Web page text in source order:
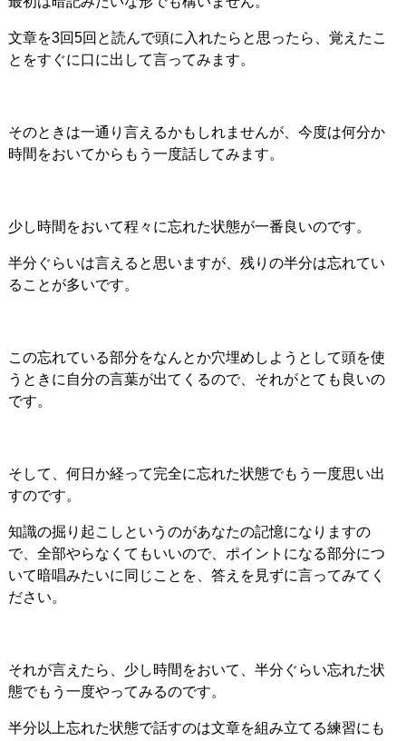
文章を3回5回と読んで頭に入れたらと思ったら、覚えたこ
とをすぐに口に出して言ってみます。
そのときは一通り言えるかもしれませんが、今度は何分か
時間をおいてからもう一度話してみます。
少し時間をおいて程々に忘れた状態が一番良いのです。
半分ぐらいは言えると思いますが、残りの半分は忘れてい
ることが多いです。
この忘れている部分をなんとか穴埋めしようとして頭を使
うときに自分の言葉が出てくるので、それがとても良いの
です。
そして、何日か経って完全に忘れた状態でもう一度思い出
すのです。
知識の掘り起こしというのがあなたの記憶になりますの
で、全部やらなくてもいいので、ポイントになる部分につ
いて暗唱みたいに同じことを、答えを見ずに言ってみてく
ださい。
それが言えたら、少し時間をおいて、半分ぐらい忘れた状
態でもう一度やってみるのです。
半分以上忘れた状態で話すのは文章を組み立てる練習にも